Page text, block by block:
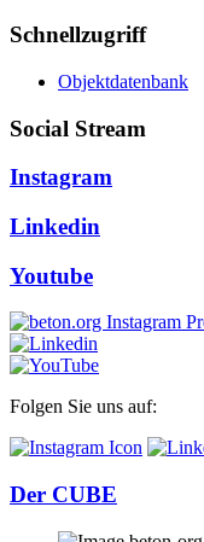
Schnellzugriff
Objektdatenbank
Social Stream
Instagram
Linkedin
Youtube
Folgen Sie uns auf:
Der CUBE